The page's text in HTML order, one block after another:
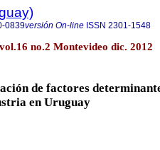
0839versión On-line ISSN 2301-1548
no.2 Montevideo dic. 2012
de factores
en Uruguay